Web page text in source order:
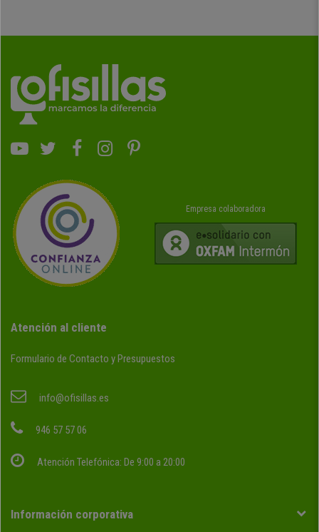
Empresa colaboradora
Atención al cliente
Formulario de Contacto y Presupuestos
info@ofisillas.es
946 57 57 06
Atención Telefónica: De 9:00 a 20:00
Información corporativa